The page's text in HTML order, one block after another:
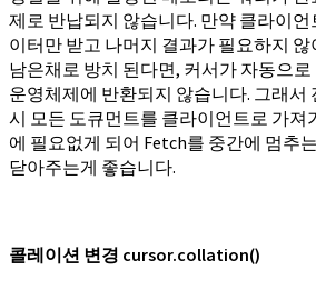
제로 반납되지 않습니다. 만약 클라이
이터만 받고 나머지 결과가 필요하지
남은채로 방치 된다면, 커서가 자동으
운영체제에 반환되지 않습니다. 그래서
시 모든 도큐먼트를 클라이언트로 가져
에 필요없게 되어 Fetch를 중간에 멈추
닫아주는게 좋습니다.
콜레이션 변경 cursor.collation()